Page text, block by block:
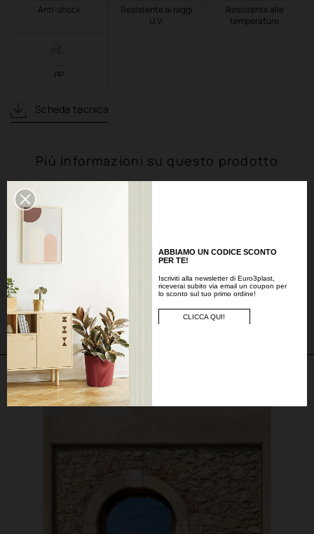
Anti-shock
Resistente ai raggi
U.V.
Resistente alle
temperature
PP
Scheda tecnica
Più informazioni su questo prodotto
Scopri il corretto utilizzo di KEBE
Tappi removibili per outdoor
Potrebbe piacerti anche
ABBIAMO UN CODICE SCONTO
PER TE!
Iscriviti alla newsletter di Euro3plast,
riceverai subito via email un coupon per
lo sconto sul tuo primo ordine!
CLICCA QUI!